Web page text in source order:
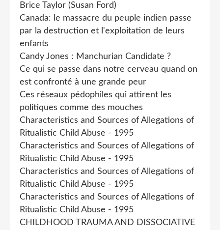
Brice Taylor (Susan Ford)
Canada: le massacre du peuple indien passe
par la destruction et l'exploitation de leurs
enfants
Candy Jones : Manchurian Candidate ?
Ce qui se passe dans notre cerveau quand on
est confronté à une grande peur
Ces réseaux pédophiles qui attirent les
politiques comme des mouches
Characteristics and Sources of Allegations of
Ritualistic Child Abuse - 1995
Characteristics and Sources of Allegations of
Ritualistic Child Abuse - 1995
Characteristics and Sources of Allegations of
Ritualistic Child Abuse - 1995
Characteristics and Sources of Allegations of
Ritualistic Child Abuse - 1995
CHILDHOOD TRAUMA AND DISSOCIATIVE